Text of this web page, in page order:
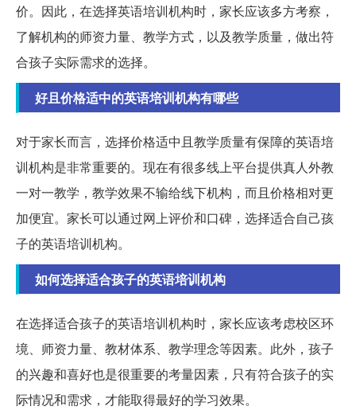
价。因此，在选择英语培训机构时，家长应该多方考察，
了解机构的师资力量、教学方式，以及教学质量，做出符
合孩子实际需求的选择。
好且价格适中的英语培训机构有哪些
对于家长而言，选择价格适中且教学质量有保障的英语培
训机构是非常重要的。现在有很多线上平台提供真人外教
一对一教学，教学效果不输给线下机构，而且价格相对更
加便宜。家长可以通过网上评价和口碑，选择适合自己孩
子的英语培训机构。
如何选择适合孩子的英语培训机构
在选择适合孩子的英语培训机构时，家长应该考虑校区环
境、师资力量、教材体系、教学理念等因素。此外，孩子
的兴趣和喜好也是很重要的考量因素，只有符合孩子的实
际情况和需求，才能取得最好的学习效果。